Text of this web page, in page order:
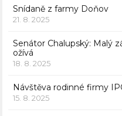
Snídaně z farmy Doňov
21. 8. 2025
Senátor Chalupský: Malý
ožívá
18. 8. 2025
Návštěva rodinné firmy
15. 8. 2025